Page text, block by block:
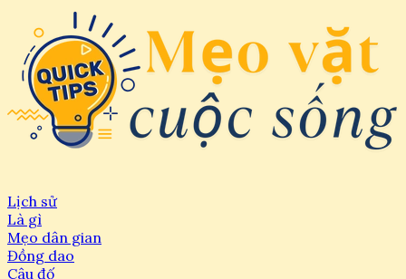
Lịch sử
Là gì
Mẹo dân gian
Đồng dao
Câu đố